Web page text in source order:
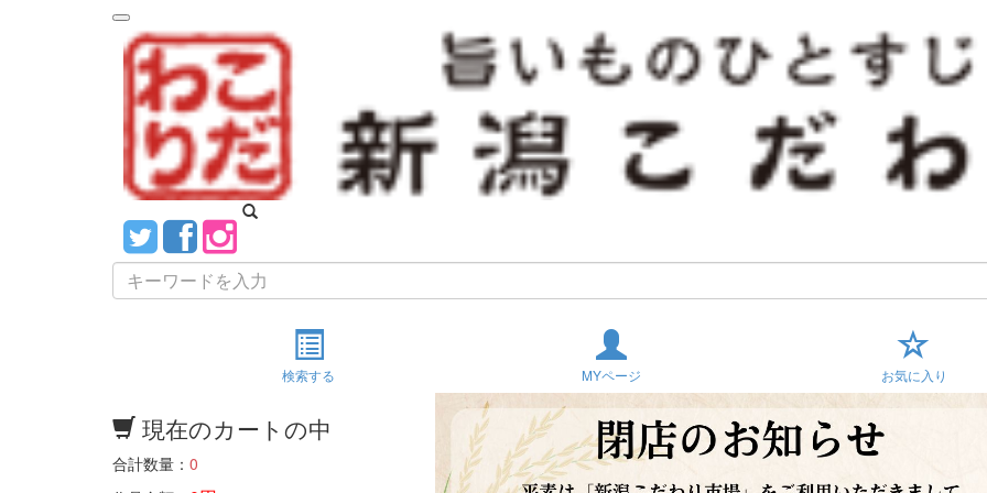
navigation
検索する MYページ お気に入り
現在のカートの中
合計数量： 0